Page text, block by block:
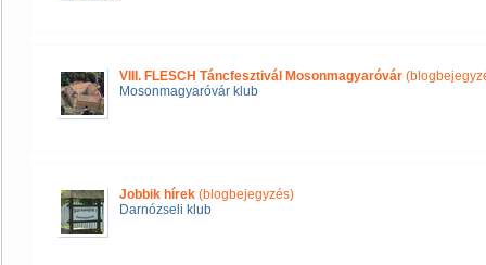
VIII. FLESCH Táncfesztivál Mosonmagyaróvár
Mosonmagyaróvár klub
Jobbik hírek (blogbejegyzés)
Darnózseli klub